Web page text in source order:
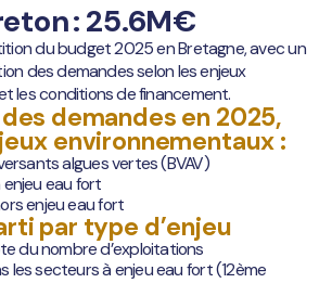
: 25.6M€
du budget 2025 en Bretagne, avec un
des demandes selon les enjeux
les conditions de financement.
demandes en 2025,
environnementaux :
algues vertes (BVAV)
enjeu eau fort
enjeu eau fort
par type d’enjeu
du nombre d’exploitations
les secteurs à enjeu eau fort (12ème